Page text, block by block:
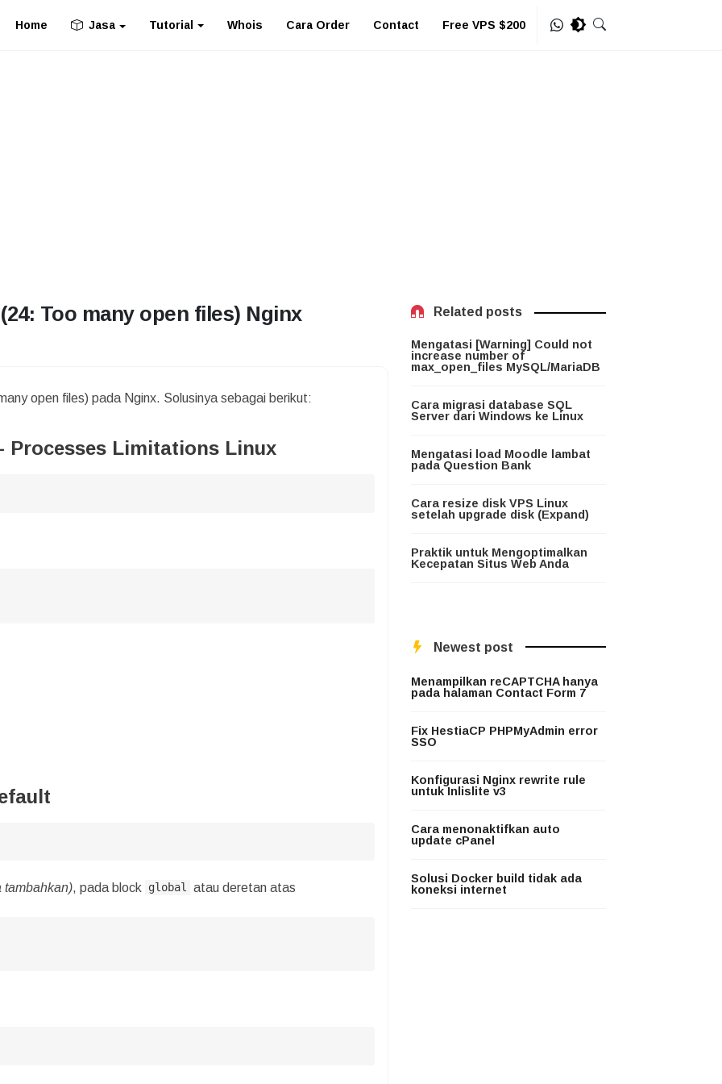
Home Jasa Tutorial Whois Cara Order Contact Free VPS $200
Too many open files) Nginx
open files) pada Nginx. Solusinya sebagai berikut:
Processes Limitations Linux
tambahkan), pada block global atau deretan atas
Related posts
Mengatasi [Warning] Could not
increase number of
max_open_files MySQL/MariaDB
Cara migrasi database SQL
Server dari Windows ke Linux
Mengatasi load Moodle lambat
pada Question Bank
Cara resize disk VPS Linux
setelah upgrade disk (Expand)
Praktik untuk Mengoptimalkan
Kecepatan Situs Web Anda
Newest post
Menampilkan reCAPTCHA hanya
pada halaman Contact Form 7
Fix HestiaCP PHPMyAdmin error
SSO
Konfigurasi Nginx rewrite rule
untuk Inlislite v3
Cara menonaktifkan auto
update cPanel
Solusi Docker build tidak ada
koneksi internet